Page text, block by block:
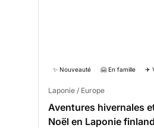
✨ Nouveauté 🤗 En famille ✈️
Laponie / Europe
Aventures hivernales
Noël en Laponie